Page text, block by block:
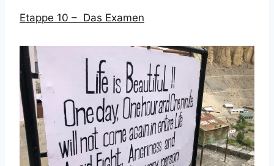
Etappe 10 – Das Examen